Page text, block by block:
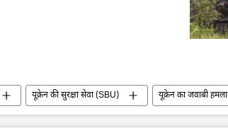
यूक्रेन की सुरक्षा सेवा (SBU)
यूक्रेन का जवाबी हमला
यूक्रेन संकट